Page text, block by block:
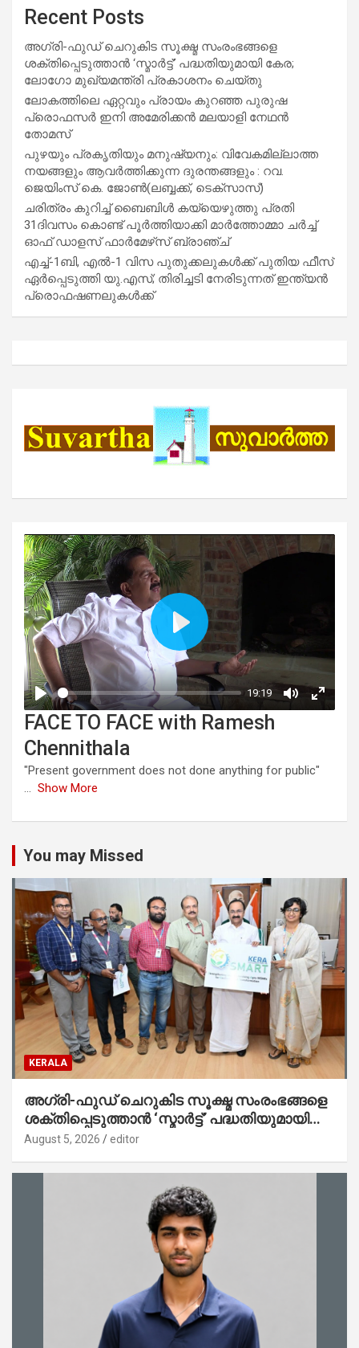
Recent Posts
അഗ്രി-ഫുഡ് ചെറുകിട സൂക്ഷ്മ സംരംഭങ്ങളെ
ശക്തിപ്പെടുത്താന്‍ ‘സ്മാര്‍ട്ട്’ പദ്ധതിയുമായി കേര;
ലോഗോ മുഖ്യമന്ത്രി പ്രകാശനം ചെയ്തു
ലോകത്തിലെ ഏറ്റവും പ്രായം കുറഞ്ഞ പുരുഷ
പ്രൊഫസർ ഇനി അമേരിക്കൻ മലയാളി നേഥൻ
തോമസ്
പുഴയും പ്രകൃതിയും മനുഷ്യനും: വിവേകമില്ലാത്ത
നയങ്ങളും ആവർത്തിക്കുന്ന ദുരന്തങ്ങളും : റവ.
ജെയിംസ് കെ. ജോൺ(ലബ്ബക്ക്, ടെക്സാസ്)
ചരിത്രം കുറിച്ച് ബൈബിൾ കയ്യെഴുത്തു പ്രതി
31ദിവസം കൊണ്ട് പൂർത്തിയാക്കി മാർത്തോമ്മാ ചർച്ച്
ഓഫ് ഡാളസ് ഫാർമേഴ്‌സ് ബ്രാഞ്ച്
എച്ച്-1ബി, എൽ-1 വിസ പുതുക്കലുകൾക്ക് പുതിയ ഫീസ്
ഏർപ്പെടുത്തി യു.എസ്; തിരിച്ചടി നേരിടുന്നത് ഇന്ത്യൻ
പ്രൊഫഷണലുകൾക്ക്
FACE TO FACE with Ramesh
Chennithala
"Present government does not done anything for public"
... Show More
You may Missed
KERALA
അഗ്രി-ഫുഡ് ചെറുകിട സൂക്ഷ്മ സംരംഭങ്ങളെ
ശക്തിപ്പെടുത്താന്‍ ‘സ്മാര്‍ട്ട്’ പദ്ധതിയുമായി
കേര; ലോഗോ മുഖ്യമന്ത്രി പ്രകാശനം
August 5, 2026 editor